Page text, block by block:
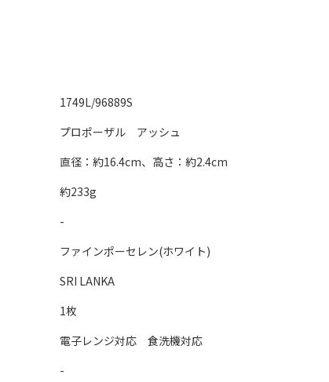
1749L/96889S
プロポーザル アッシュ
直径：約16.4cm、高さ：約2.4cm
約233g
-
ファインポーセレン(ホワイト)
SRI LANKA
1枚
電子レンジ対応 食洗機対応
-